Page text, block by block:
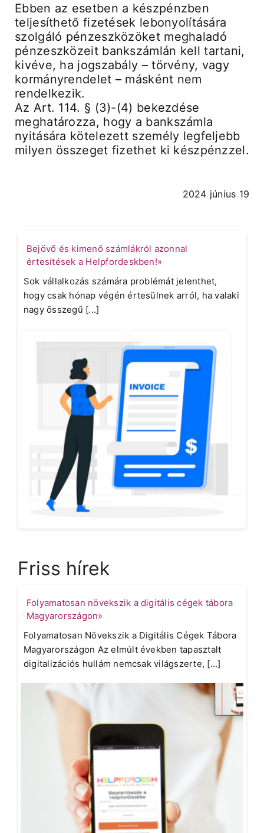
Ebben az esetben a készpénzben
teljesíthető fizetések lebonyolítására
szolgáló pénzeszközöket meghaladó
pénzeszközeit bankszámlán kell tartani,
kivéve, ha jogszabály – törvény, vagy
kormányrendelet – másként nem
rendelkezik.
Az Art. 114. § (3)-(4) bekezdése
meghatározza, hogy a bankszámla
nyitására kötelezett személy legfeljebb
milyen összeget fizethet ki készpénzzel.
2024 június 19
Bejövő és kimenő számlákról azonnal
értesítések a Helpfordeskben!»
Sok vállalkozás számára problémát jelenthet,
hogy csak hónap végén értesülnek arról, ha valaki
nagy összegű [...]
Friss hírek
Folyamatosan növekszik a digitális cégek tábora
Magyarországon»
Folyamatosan Növekszik a Digitális Cégek Tábora
Magyarországon Az elmúlt években tapasztalt
digitalizációs hullám nemcsak világszerte, [...]